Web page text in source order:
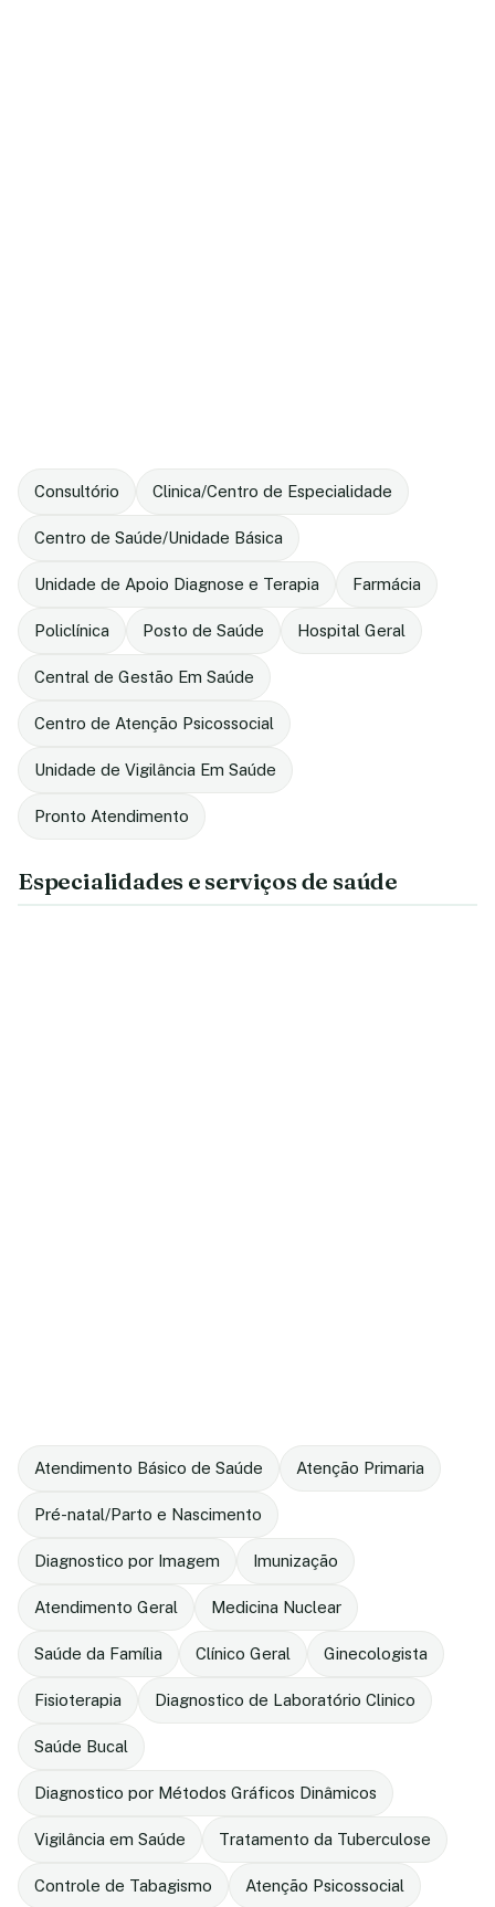
Consultório Clinica/Centro de Especialidade
Centro de Saúde/Unidade Básica
Unidade de Apoio Diagnose e Terapia Farmácia
Policlínica Posto de Saúde Hospital Geral
Central de Gestão Em Saúde
Centro de Atenção Psicossocial
Unidade de Vigilância Em Saúde
Pronto Atendimento
Especialidades e serviços de saúde
Atendimento Básico de Saúde Atenção Primaria
Pré-natal/Parto e Nascimento
Diagnostico por Imagem Imunização
Atendimento Geral Medicina Nuclear
Saúde da Família Clínico Geral Ginecologista
Fisioterapia Diagnostico de Laboratório Clinico
Saúde Bucal
Diagnostico por Métodos Gráficos Dinâmicos
Vigilância em Saúde Tratamento da Tuberculose
Controle de Tabagismo Atenção Psicossocial